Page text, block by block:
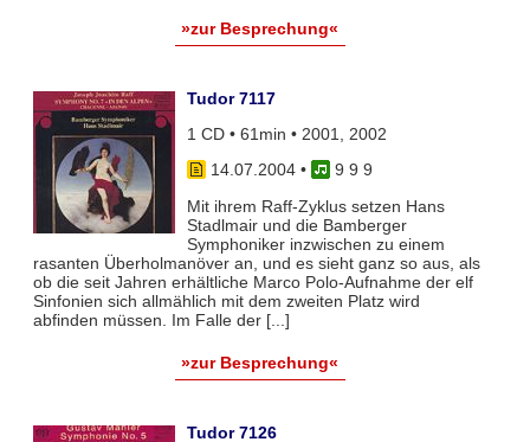
»zur Besprechung«
Tudor 7117
1 CD • 61min • 2001, 2002
14.07.2004•
9 9 9
Mit ihrem Raff-Zyklus setzen Hans
Stadlmair und die Bamberger
Symphoniker inzwischen zu einem
rasanten Überholmanöver an, und es sieht ganz so aus, als
ob die seit Jahren erhältliche Marco Polo-Aufnahme der elf
Sinfonien sich allmählich mit dem zweiten Platz wird
abfinden müssen. Im Falle der [...]
»zur Besprechung«
Tudor 7126